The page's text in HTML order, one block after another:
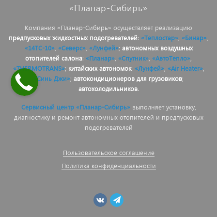
«Планар-Сибирь»
Компания «Планар-Сибирь» осуществляет реализацию
предпусковых жидкостных подогревателей: «Теплостар» «Бинар»
«14ТС-10», «Северс», «Лунфей»; автономных воздушных
отопителей салона: «Планар» «Спутник» «АвтоТепло»
«THERMOTRANS»; китайских автономок: «Лунфей», «Air Heater»,
«Синь Джи»; автокондиционеров для грузовиков;
автохолодильников.
Сервисный центр «Планар-Сибирь»выполняет установку,
диагностику и ремонт автономных отопителей и предпусковых
подогревателей
Пользовательское соглашение
Политика конфиденциальности